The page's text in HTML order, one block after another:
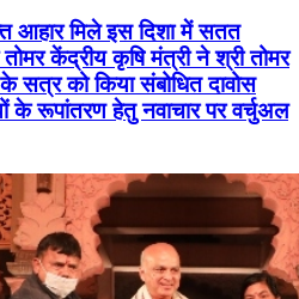
आहार मिले इस दिशा में सतत
केंद्रीय कृषि मंत्री ने श्री तोमर
सत्र को किया संबोधित दावोस
के रूपांतरण हेतु नवाचार पर वर्चुअल